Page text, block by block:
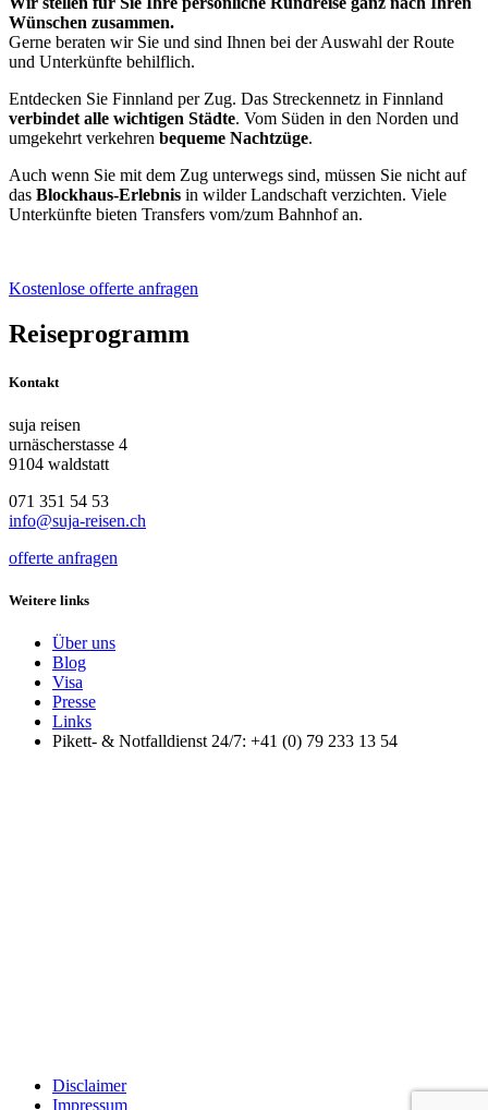
Wünschen zusammen.
Gerne beraten wir Sie und sind Ihnen bei der Auswahl der Route
und Unterkünfte behilflich.
Entdecken Sie Finnland per Zug. Das Streckennetz in Finnland
verbindet alle wichtigen Städte. Vom Süden in den Norden und
umgekehrt verkehren bequeme Nachtzüge.
Auch wenn Sie mit dem Zug unterwegs sind, müssen Sie nicht auf
das Blockhaus-Erlebnis in wilder Landschaft verzichten. Viele
Unterkünfte bieten Transfers vom/zum Bahnhof an.
Kostenlose offerte anfragen
Reiseprogramm
Kontakt
suja reisen
urnäscherstasse 4
9104 waldstatt
071 351 54 53
info@suja-reisen.ch
offerte anfragen
Weitere links
Über uns
Blog
Visa
Presse
Links
Pikett- & Notfalldienst 24/7: +41 (0) 79 233 13 54
Disclaimer
Impressum